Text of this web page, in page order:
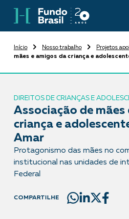
Início Nosso trabalho Projetos
mães e amigos da criança e
DIREITOS DE CRIANÇAS E
Associação de mães
criança e
Amar
Protagonismo das mães no
institucional nas unidades de
Federal
COMPARTILHE